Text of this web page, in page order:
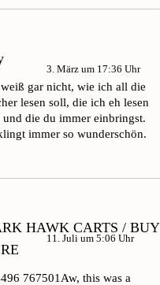
3. März um 17:36 Uhr
gar nicht, wie ich all die
lesen soll, die ich eh lesen
die du immer einbringst.
immer so wunderschön.
HAWK CARTS / BUY
11. Juli um 5:06 Uhr
767501Aw, this was a